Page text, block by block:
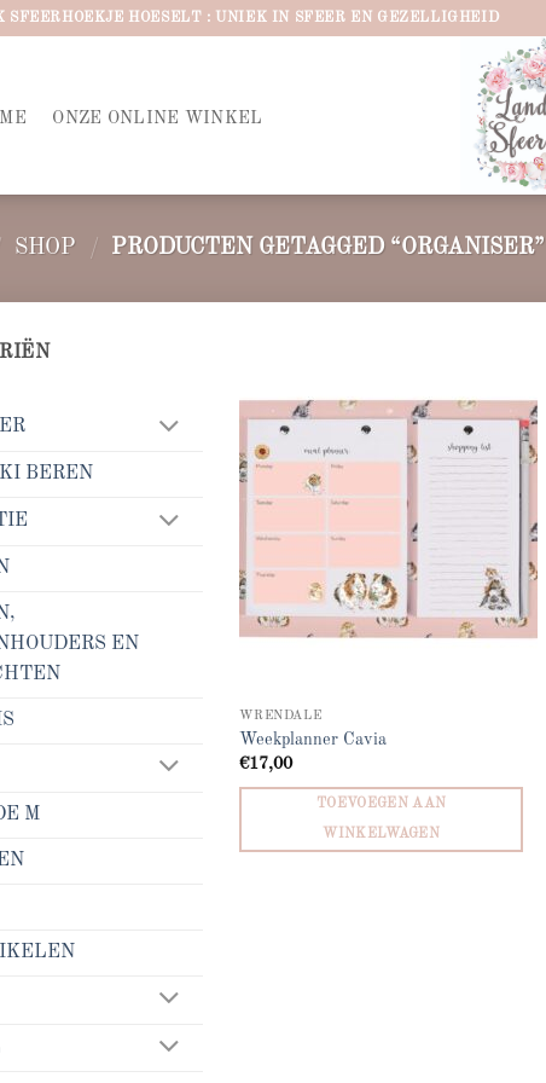
SFEERHOEKJE HOESELT : UNIEK IN SFEER EN GEZELLIGHEID
ONZE ONLINE WINKEL
SHOP / PRODUCTEN GETAGGED “ORGANISER”
BEREN
EN
M
Add to
wishlist
WRENDALE
Weekplanner Cavia
€17,00
TOEVOEGEN AAN
WINKELWAGEN